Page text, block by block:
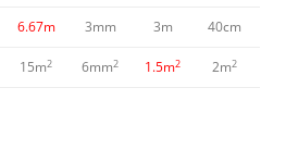
6.67m 3mm 3m 40cm
15m2 6mm2 1.5m2 2m2